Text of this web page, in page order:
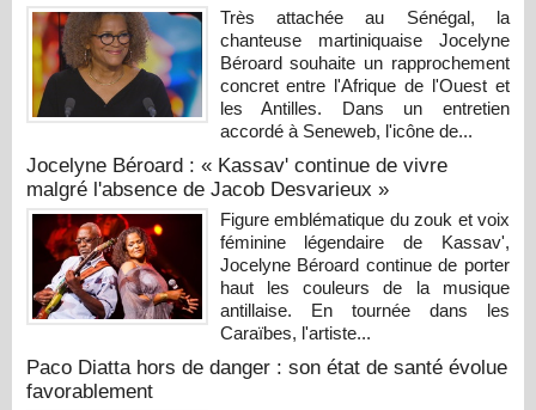
Très attachée au Sénégal, la
chanteuse martiniquaise Jocelyne
Béroard souhaite un rapprochement
concret entre l'Afrique de l'Ouest et
les Antilles. Dans un entretien
accordé à Seneweb, l'icône de...
Jocelyne Béroard : « Kassav' continue de vivre
malgré l'absence de Jacob Desvarieux »
Figure emblématique du zouk et voix
féminine légendaire de Kassav',
Jocelyne Béroard continue de porter
haut les couleurs de la musique
antillaise. En tournée dans les
Caraïbes, l'artiste...
Paco Diatta hors de danger : son état de santé évolue
favorablement